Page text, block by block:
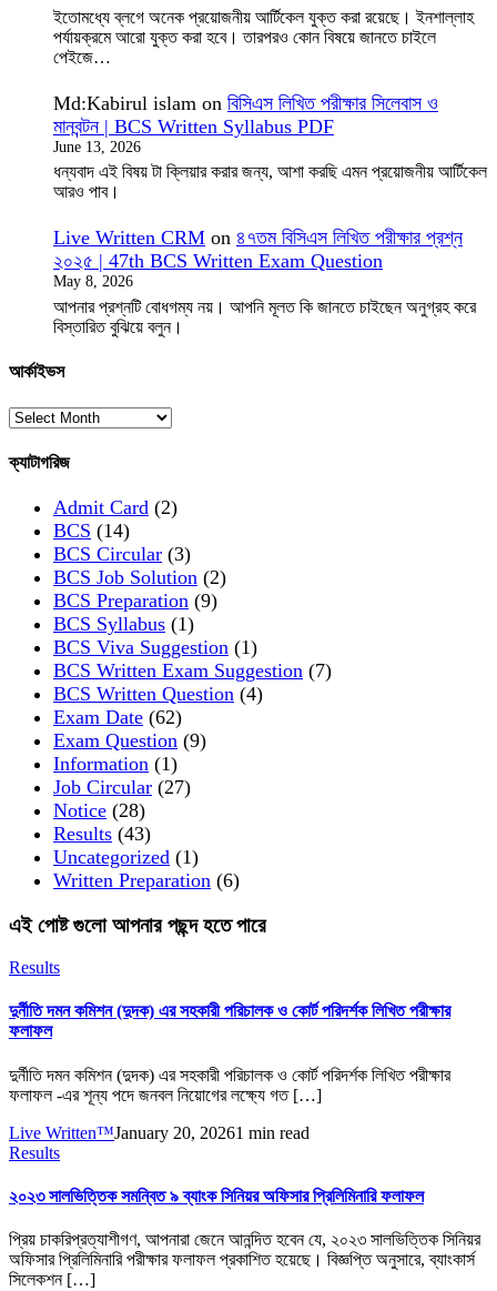
ইতোমধ্যে ব্লগে অনেক প্রয়োজনীয় আর্টিকেল যুক্ত করা রয়েছে। ইনশাল্লাহ
পর্যায়ক্রমে আরো যুক্ত করা হবে। তারপরও কোন বিষয়ে জানতে চাইলে
পেইজে…
Md:Kabirul islam on বিসিএস লিখিত পরীক্ষার সিলেবাস ও
মানবন্টন | BCS Written Syllabus PDF
June 13, 2026
ধন্যবাদ এই বিষয় টা ক্লিয়ার করার জন্য, আশা করছি এমন প্রয়োজনীয় আর্টিকেল
আরও পাব।
Live Written CRM on ৪৭তম বিসিএস লিখিত পরীক্ষার প্রশ্ন
২০২৫ | 47th BCS Written Exam Question
May 8, 2026
আপনার প্রশ্নটি বোধগম্য নয়। আপনি মূলত কি জানতে চাইছেন অনুগ্রহ করে
বিস্তারিত বুঝিয়ে বলুন।
আর্কাইভস
ক্যাটাগরিজ
Admit Card (2)
BCS (14)
BCS Circular (3)
BCS Job Solution (2)
BCS Preparation (9)
BCS Syllabus (1)
BCS Viva Suggestion (1)
BCS Written Exam Suggestion (7)
BCS Written Question (4)
Exam Date (62)
Exam Question (9)
Information (1)
Job Circular (27)
Notice (28)
Results (43)
Uncategorized (1)
Written Preparation (6)
এই পোষ্ট গুলো আপনার পছন্দ হতে পারে
Results
দুর্নীতি দমন কমিশন (দুদক) এর সহকারী পরিচালক ও কোর্ট পরিদর্শক লিখিত পরীক্ষার
ফলাফল
দুর্নীতি দমন কমিশন (দুদক) এর সহকারী পরিচালক ও কোর্ট পরিদর্শক লিখিত পরীক্ষার
ফলাফল -এর শূন্য পদে জনবল নিয়োগের লক্ষ্যে গত […]
Live Written™January 20, 20261 min read
Results
২০২৩ সালভিত্তিক সমন্বিত ৯ ব্যাংক সিনিয়র অফিসার প্রিলিমিনারি ফলাফল
প্রিয় চাকরিপ্রত্যাশীগণ, আপনারা জেনে আনন্দিত হবেন যে, ২০২৩ সালভিত্তিক সিনিয়র
অফিসার প্রিলিমিনারি পরীক্ষার ফলাফল প্রকাশিত হয়েছে। বিজ্ঞপ্তি অনুসারে, ব্যাংকার্স
সিলেকশন […]